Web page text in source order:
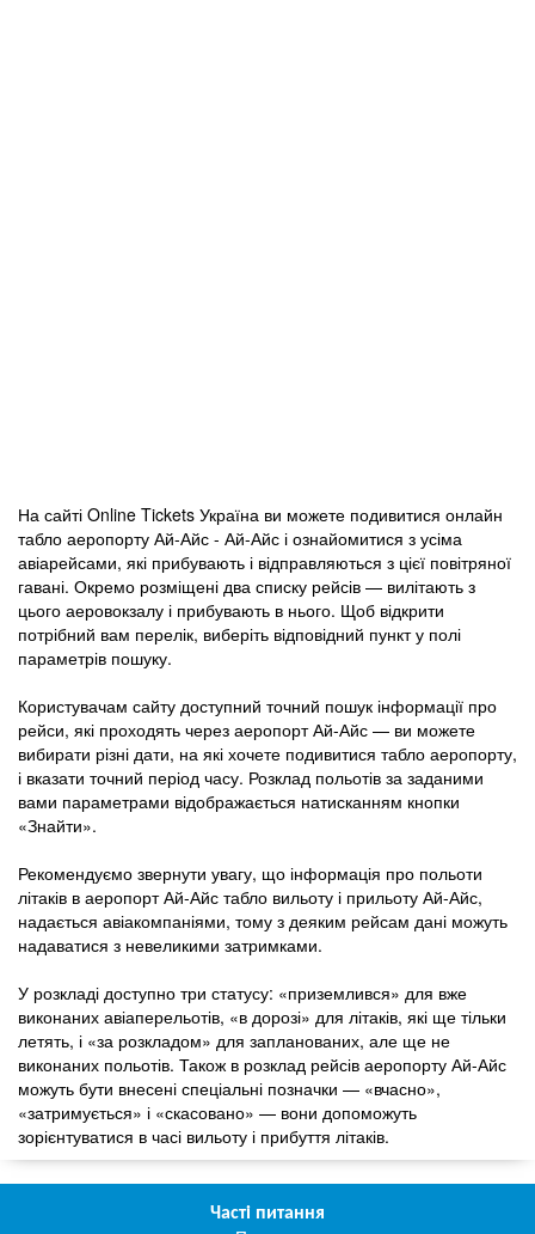
На сайті Online Tickets Україна ви можете подивитися онлайн
табло аеропорту Ай-Айс - Ай-Айс і ознайомитися з усіма
авіарейсами, які прибувають і відправляються з цієї повітряної
гавані. Окремо розміщені два списку рейсів — вилітають з
цього аеровокзалу і прибувають в нього. Щоб відкрити
потрібний вам перелік, виберіть відповідний пункт у полі
параметрів пошуку.
Користувачам сайту доступний точний пошук інформації про
рейси, які проходять через аеропорт Ай-Айс — ви можете
вибирати різні дати, на які хочете подивитися табло аеропорту,
і вказати точний період часу. Розклад польотів за заданими
вами параметрами відображається натисканням кнопки
«Знайти».
Рекомендуємо звернути увагу, що інформація про польоти
літаків в аеропорт Ай-Айс табло вильоту і прильоту Ай-Айс,
надається авіакомпаніями, тому з деяким рейсам дані можуть
надаватися з невеликими затримками.
У розкладі доступно три статусу: «приземлився» для вже
виконаних авіаперельотів, «в дорозі» для літаків, які ще тільки
летять, і «за розкладом» для запланованих, але ще не
виконаних польотів. Також в розклад рейсів аеропорту Ай-Айс
можуть бути внесені спеціальні позначки — «вчасно»,
«затримується» і «скасовано» — вони допоможуть
зорієнтуватися в часі вильоту і прибуття літаків.
Часті питання